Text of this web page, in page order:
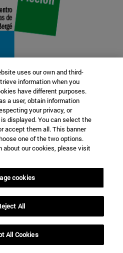
Varios artistas
uses our own and third-
information when you
have different purposes.
a user, obtain information
your privacy, or
displayed. You can select the
accept them all. This banner
one of the two options.
about our cookies, please visit
cookies
All
All Cookies